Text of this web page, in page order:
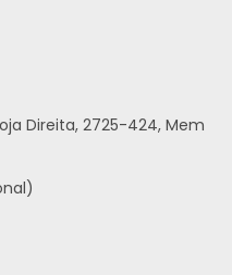
Direita, 2725-424, Mem